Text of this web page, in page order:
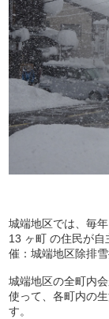
城端地区では、毎
13 ヶ町 の住民が自
催：城端地区除排
城端地区の全町内
使って、各町内の
す。